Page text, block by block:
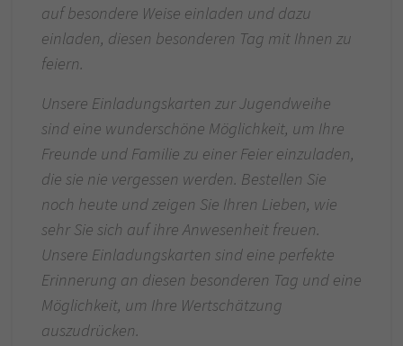
auf besondere Weise einladen und dazu
einladen, diesen besonderen Tag mit Ihnen zu
feiern.
Unsere Einladungskarten zur Jugendweihe
sind eine wunderschöne Möglichkeit, um Ihre
Freunde und Familie zu einer Feier einzuladen,
die sie nie vergessen werden. Bestellen Sie
noch heute und zeigen Sie Ihren Lieben, wie
sehr Sie sich auf ihre Anwesenheit freuen.
Unsere Einladungskarten sind eine perfekte
Erinnerung an diesen besonderen Tag und eine
Möglichkeit, um Ihre Wertschätzung
auszudrücken.